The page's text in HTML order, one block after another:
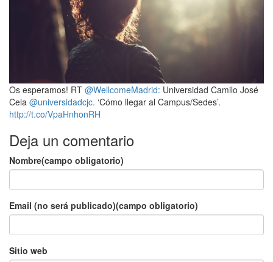
Os esperamos! RT @WellcomeMadrid: Universidad Camilo José
Cela @universidadcjc. ‘Cómo llegar al Campus/Sedes’.
http://t.co/VpaHnhonRH
Deja un comentario
Nombre(campo obligatorio)
Email (no será publicado)(campo obligatorio)
Sitio web